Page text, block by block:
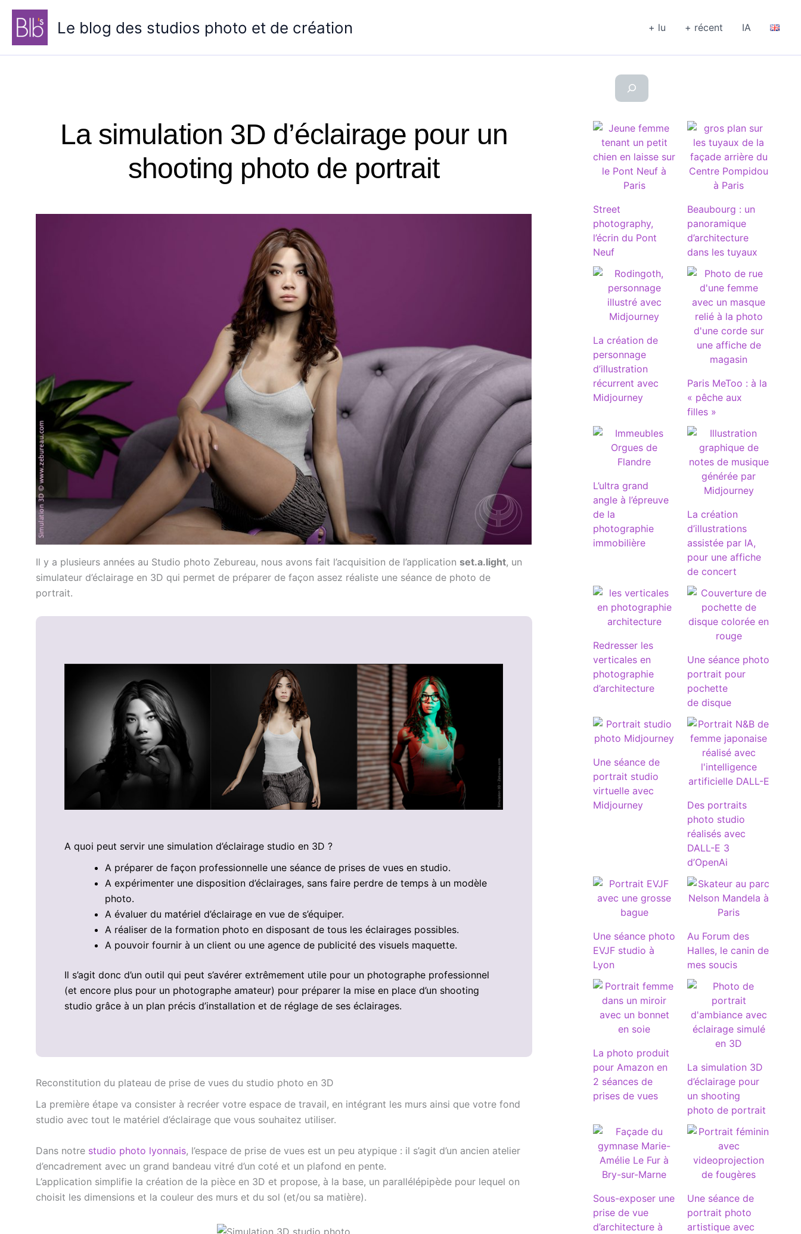
Aller
contenu
Le blog des studios photo et de création + lu + récent IA
La simulation 3D d’éclairage pour un
shooting photo de portrait
Il y a plusieurs années au Studio photo Zebureau, nous avons fait l’acquisition de l’application set.a.light, un
simulateur d’éclairage en 3D qui permet de préparer de façon assez réaliste une séance de photo de
portrait.
A quoi peut servir une simulation d’éclairage studio en 3D ?
A préparer de façon professionnelle une séance de prises de vues en studio.
A expérimenter une disposition d’éclairages, sans faire perdre de temps à un modèle
photo.
A évaluer du matériel d’éclairage en vue de s’équiper.
A réaliser de la formation photo en disposant de tous les éclairages possibles.
A pouvoir fournir à un client ou une agence de publicité des visuels maquette.
Il s’agit donc d’un outil qui peut s’avérer extrêmement utile pour un photographe professionnel
(et encore plus pour un photographe amateur) pour préparer la mise en place d’un shooting
studio grâce à un plan précis d’installation et de réglage de ses éclairages.
Reconstitution du plateau de prise de vues du studio photo en 3D
La première étape va consister à recréer votre espace de travail, en intégrant les murs ainsi que votre fond
studio avec tout le matériel d’éclairage que vous souhaitez utiliser.
Dans notre studio photo lyonnais, l’espace de prise de vues est un peu atypique : il s’agit d’un ancien atelier
d’encadrement avec un grand bandeau vitré d’un coté et un plafond en pente.
L’application simplifie la création de la pièce en 3D et propose, à la base, un parallélépipède pour lequel on
choisit les dimensions et la couleur des murs et du sol (et/ou sa matière).
Street
photography,
l’écrin du Pont
Neuf
Beaubourg : un
panoramique
d’architecture
dans les tuyaux
La création de
personnage
d’illustration
récurrent avec
Midjourney
Paris MeToo : à la
« pêche aux
filles »
L’ultra grand
angle à l’épreuve
de la
photographie
immobilière
La création
d’illustrations
assistée par IA,
pour une affiche
de concert
Redresser les
verticales en
photographie
d’architecture
Une séance photo
portrait pour
pochette
de disque
Une séance de
portrait studio
virtuelle avec
Midjourney
Des portraits
photo studio
réalisés avec
DALL-E 3
d’OpenAi
Une séance photo
EVJF studio à
Lyon
Au Forum des
Halles, le canin de
mes soucis
La photo produit
pour Amazon en
2 séances de
prises de vues
La simulation 3D
d’éclairage pour
un shooting
photo de portrait
Sous-exposer une
prise de vue
d’architecture à
Une séance de
portrait photo
artistique avec